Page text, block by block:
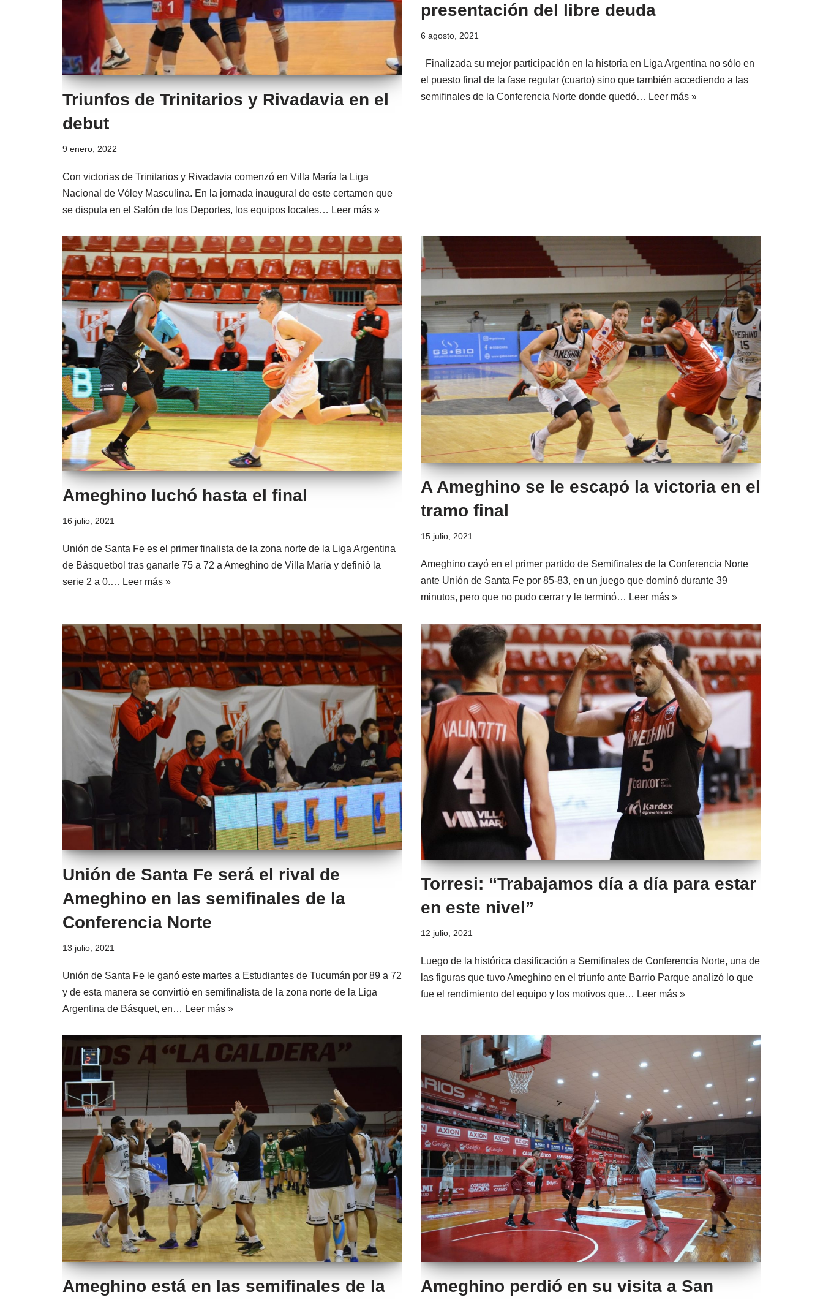
Triunfos de Trinitarios y Rivadavia en el
debut
9 enero, 2022
Con victorias de Trinitarios y Rivadavia comenzó en Villa María la Liga
Nacional de Vóley Masculina. En la jornada inaugural de este certamen que
se disputa en el Salón de los Deportes, los equipos locales… Leer más »
presentación del libre deuda
6 agosto, 2021
Finalizada su mejor participación en la historia en Liga Argentina no sólo en
el puesto final de la fase regular (cuarto) sino que también accediendo a las
semifinales de la Conferencia Norte donde quedó… Leer más »
Ameghino luchó hasta el final
16 julio, 2021
Unión de Santa Fe es el primer finalista de la zona norte de la Liga Argentina
de Básquetbol tras ganarle 75 a 72 a Ameghino de Villa María y definió la
serie 2 a 0.… Leer más »
A Ameghino se le escapó la victoria en el
tramo final
15 julio, 2021
Ameghino cayó en el primer partido de Semifinales de la Conferencia Norte
ante Unión de Santa Fe por 85-83, en un juego que dominó durante 39
minutos, pero que no pudo cerrar y le terminó… Leer más »
Unión de Santa Fe será el rival de
Ameghino en las semifinales de la
Conferencia Norte
13 julio, 2021
Unión de Santa Fe le ganó este martes a Estudiantes de Tucumán por 89 a 72
y de esta manera se convirtió en semifinalista de la zona norte de la Liga
Argentina de Básquet, en… Leer más »
Torresi: “Trabajamos día a día para estar
en este nivel”
12 julio, 2021
Luego de la histórica clasificación a Semifinales de Conferencia Norte, una de
las figuras que tuvo Ameghino en el triunfo ante Barrio Parque analizó lo que
fue el rendimiento del equipo y los motivos que… Leer más »
Ameghino está en las semifinales de la Ameghino perdió en su visita a San